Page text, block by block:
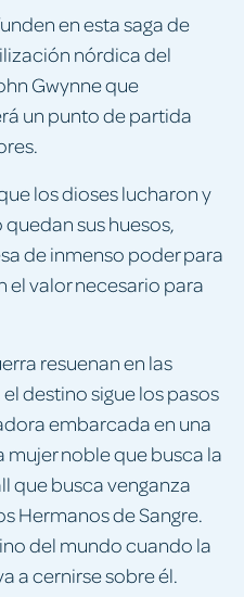
en esta saga de
nórdica del
Gwynne que
un punto de partida
los dioses lucharon y
sus huesos,
de inmenso poder para
el valor necesario para
resuenan en las
destino sigue los pasos
embarcada en una
noble que busca la
que busca venganza
Hermanos de Sangre.
del mundo cuando la
a cernirse sobre él.